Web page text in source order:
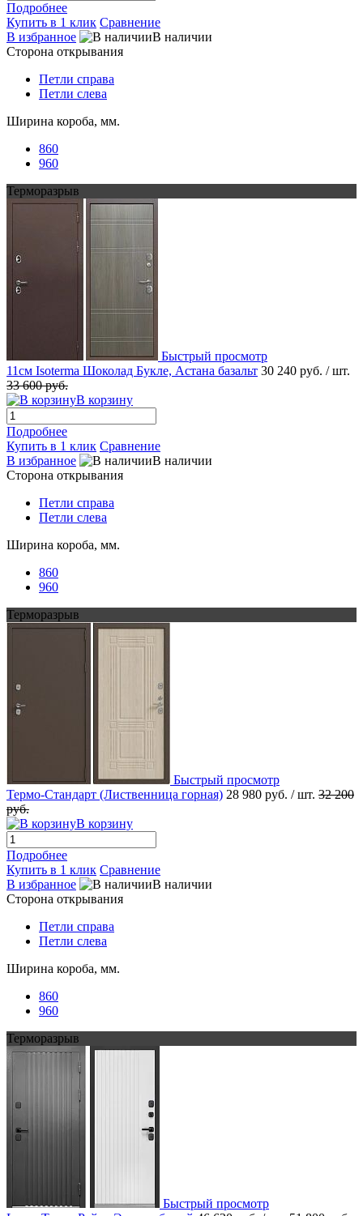
Подробнее
Купить в 1 клик Сравнение
В избранное
В наличии
Сторона открывания
Петли справа
Петли слева
Ширина короба, мм.
860
960
Терморазрыв
Быстрый просмотр
11см Isoterma Шоколад Букле, Астана базальт 30 240 руб. / шт.
33 600 руб.
В корзину
Подробнее
Купить в 1 клик Сравнение
В избранное
В наличии
Сторона открывания
Петли справа
Петли слева
Ширина короба, мм.
860
960
Терморазрыв
Быстрый просмотр
Термо-Стандарт (Лиственница горная) 28 980 руб. / шт. 32 200
руб.
В корзину
Подробнее
Купить в 1 клик Сравнение
В избранное
В наличии
Сторона открывания
Петли справа
Петли слева
Ширина короба, мм.
860
960
Терморазрыв
Быстрый просмотр